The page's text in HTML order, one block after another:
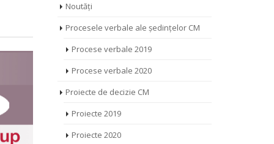
Noutăți
Procesele verbale ale ședințelor CM
Procese verbale 2019
Procese verbale 2020
Proiecte de decizie CM
Proiecte 2019
Proiecte 2020